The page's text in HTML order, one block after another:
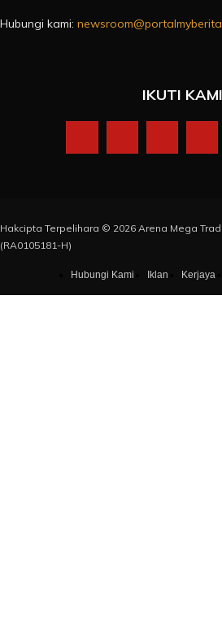
Hubungi kami:
IKUTI KAMI
Hakcipta Terpelihara © 2026 Arena Mega
(RA0105181-H)
Hubungi Kami Iklan Kerjaya